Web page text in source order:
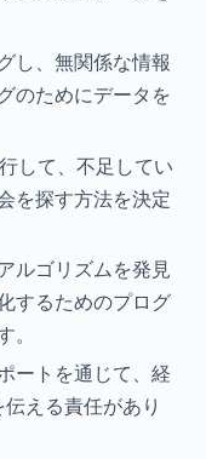
し、無関係な情報
のためにデータを
して、不足してい
を探す方法を決定
ルゴリズムを発見
するためのプログ
。
ートを通じて、経
える責任があり